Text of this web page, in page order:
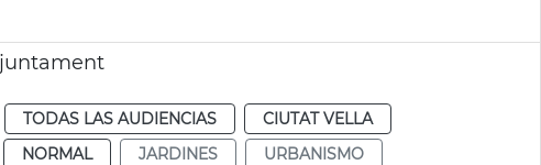
TODAS LAS AUDIENCIAS
CIUTAT VELLA
NORMAL JARDINES
URBANISMO